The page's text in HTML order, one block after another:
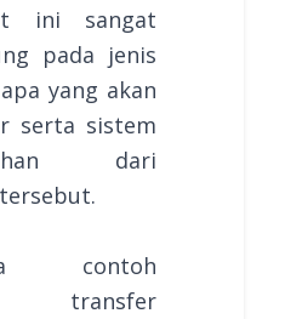
ini sangat
pada jenis
yang akan
serta sistem
dari
contoh
transfer